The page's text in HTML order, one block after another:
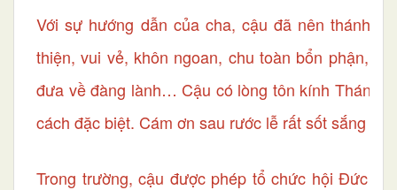
Với sự hướng dẫn của cha, cậu đã nên thánh.
thiện, vui vẻ, khôn ngoan, chu toàn bổn phận,
đưa về đàng lành… Cậu có lòng tôn kính Thánh
cách đặc biệt. Cám ơn sau rước lễ rất sốt sắng .
Trong trường, cậu được phép tổ chức hội Đức